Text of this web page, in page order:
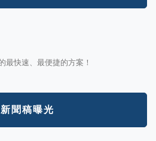
最快速、最便捷的方案！
聞稿曝光